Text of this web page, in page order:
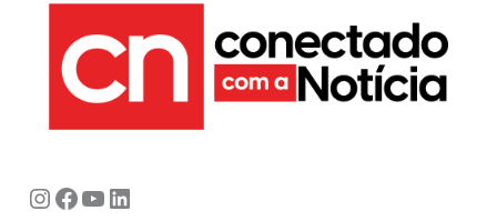
Instagram
Facebook
Youtube
LinkedIn